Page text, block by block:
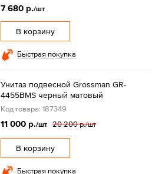
7 680 р./шт
В корзину
Быстрая покупка
Унитаз подвесной Grossman GR-
4455BMS черный матовый
Код товара: 187349
11 000 р./шт 20 200 р./шт
В корзину
Быстрая покупка